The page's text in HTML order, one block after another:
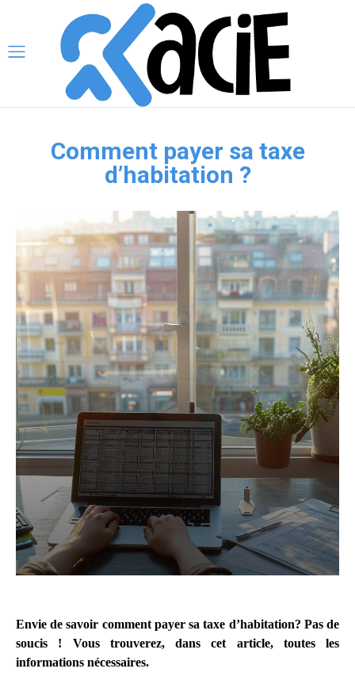
Comment payer sa taxe
d’habitation ?
Envie de savoir comment payer sa taxe d’habitation? Pas de
soucis ! Vous trouverez, dans cet article, toutes les
informations nécessaires.